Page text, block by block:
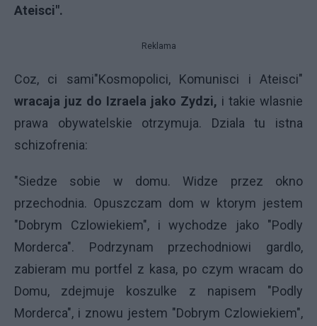
Ateisci".
Reklama
Coz, ci sami"Kosmopolici, Komunisci i Ateisci"
wracaja juz do Izraela jako Zydzi, i takie wlasnie
prawa obywatelskie otrzymuja. Dziala tu istna
schizofrenia:
"Siedze sobie w domu. Widze przez okno
przechodnia. Opuszczam dom w ktorym jestem
"Dobrym Czlowiekiem", i wychodze jako "Podly
Morderca". Podrzynam przechodniowi gardlo,
zabieram mu portfel z kasa, po czym wracam do
Domu, zdejmuje koszulke z napisem "Podly
Morderca", i znowu jestem "Dobrym Czlowiekiem",